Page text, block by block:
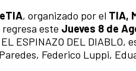
, organizado por el TIA,
regresa este Jueves 8 de
ESPINAZO DEL DIABLO,
Federico Luppi,